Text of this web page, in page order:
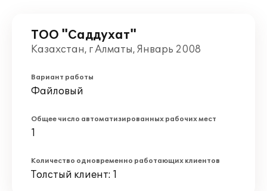
ТОО "Саддухат"
Казахстан, г Алматы, Январь 2008
Вариант работы
Файловый
Общее число автоматизированных рабочих мест
1
Количество одновременно работающих клиентов
Толстый клиент: 1